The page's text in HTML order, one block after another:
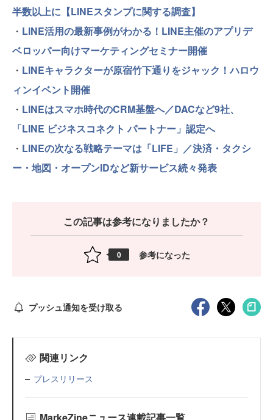
半数以上に【LINEスタンプに関する調査】
・ LINE活用の最新事例がわかる！LINE主催のアプリデ
ベロッパー向けマーケティングセミナー開催
・ LINEキャラクターが原宿竹下通りをジャック！ハロウ
ィンイベント開催
・ LINEはスマホ時代のCRM基盤へ／DACなど9社、
「LINE ビジネスコネクト パートナー」認定へ
・ LINEの次なる戦略テーマは「LIFE」／決済・タクシ
ー・地図・オープンIDなど新サービス続々発表
この記事は参考になりましたか？
0 参考になった
プッシュ通知を受け取る
関連リンク
プレスリリース